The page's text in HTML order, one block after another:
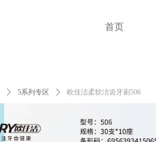
首页
ꄲ 5系列专区 ꄲ 欧佳洁柔软洁齿牙刷506